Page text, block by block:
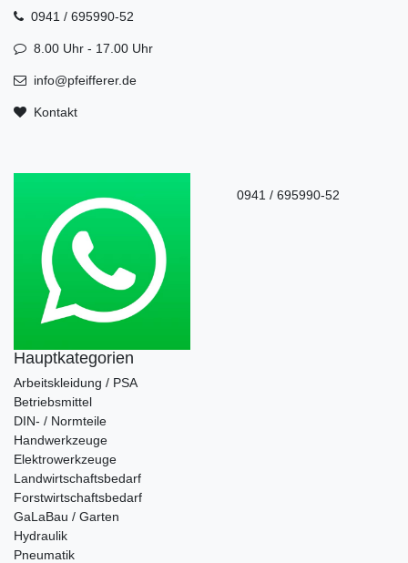
0941 / 695990-52
8.00 Uhr - 17.00 Uhr
info@pfeifferer.de
Kontakt
0941 / 695990-52
Hauptkategorien
Arbeitskleidung / PSA
Betriebsmittel
DIN- / Normteile
Handwerkzeuge
Elektrowerkzeuge
Landwirtschaftsbedarf
Forstwirtschaftsbedarf
GaLaBau / Garten
Hydraulik
Pneumatik